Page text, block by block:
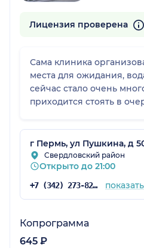
Лицензия проверена
Сама клиника
места для ожидания,
сейчас стало очень
приходится стоять в
г Пермь, ул Пушкина, д
Свердловский район
Открыто до 21:00
+7 (342) 273-82-37 показать
Копрограмма
645 ₽